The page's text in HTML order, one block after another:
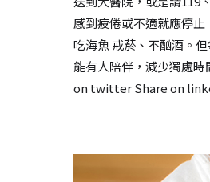
感到疲倦或不適就應停
吃海魚 戒菸、不酗酒。
能有人陪伴，減少獨處
on twitter Share on